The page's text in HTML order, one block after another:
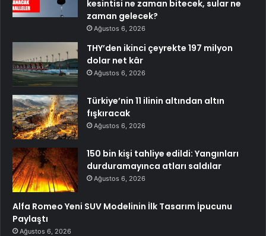
kesintisi ne zaman bitecek, sular ne
zaman gelecek?
Ağustos 6, 2026
THY’den ikinci çeyrekte 197 milyon
dolar net kâr
Ağustos 6, 2026
Türkiye’nin 11 ilinin altından altın
fışkıracak
Ağustos 6, 2026
150 bin kişi tahliye edildi: Yangınları
durduramayınca atları saldılar
Ağustos 6, 2026
Alfa Romeo Yeni SUV Modelinin İlk Tasarım İpucunu
Paylaştı
Ağustos 6, 2026